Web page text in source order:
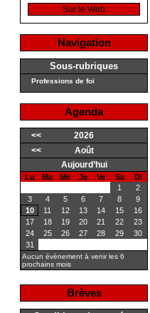
Sur le Web
Navigation
Sous-rubriques
Professions de foi
Agenda
<<
2026
<<
Août
Aujourd’hui
Lu Ma Me Je Ve Sa
Di
1
2
3
4 5 6 7 8
9
10
11 12 13 14 15
16
17
18 19 20 21 22
23
24
25 26 27 28 29
30
31
Aucun évènement à venir les 6
prochains mois
Brèves